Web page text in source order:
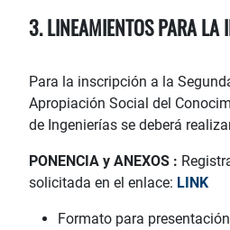
3. LINEAMIENTOS PARA LA
Para la inscripción a la
Apropiación Social del
de Ingenierías se deberá
PONENCIA y ANEXOS :
solicitada en el enlace: LINK
Formato para